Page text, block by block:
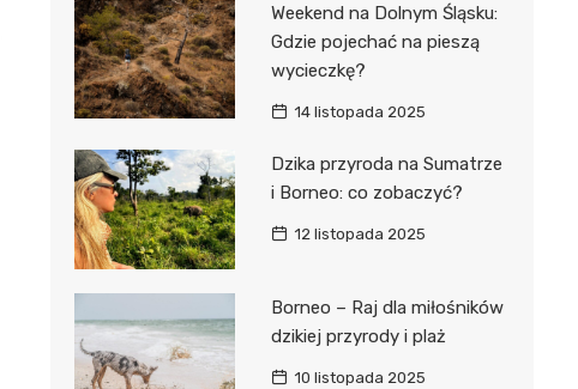
Weekend na Dolnym Śląsku:
Gdzie pojechać na pieszą
wycieczkę?
14 listopada 2025
Dzika przyroda na Sumatrze
i Borneo: co zobaczyć?
12 listopada 2025
Borneo – Raj dla miłośników
dzikiej przyrody i plaż
10 listopada 2025